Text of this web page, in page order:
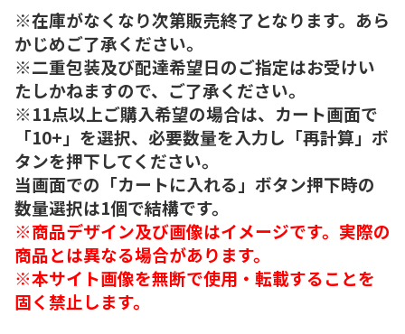
※在庫がなくなり次第販売終了となります。あら
かじめご了承ください。
※二重包装及び配達希望日のご指定はお受けい
たしかねますので、ご了承ください。
※11点以上ご購入希望の場合は、カート画面で
「10+」を選択、必要数量を入力し「再計算」ボ
タンを押下してください。
当画面での「カートに入れる」ボタン押下時の
数量選択は1個で結構です。
※商品デザイン及び画像はイメージです。実際の
商品とは異なる場合があります。
※本サイト画像を無断で使用・転載することを
固く禁止します。